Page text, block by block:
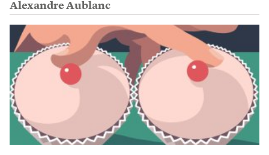
Alexandre Aublanc